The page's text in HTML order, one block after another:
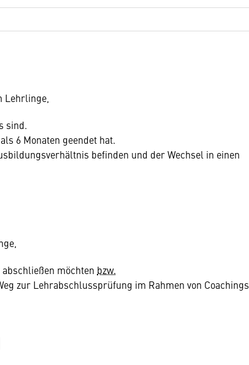
Lehrlinge,
sind.
6 Monaten geendet hat.
befinden und der Wechsel in einen
möchten bzw.
zur Lehrabschlussprüfung im Rahmen von Coachings